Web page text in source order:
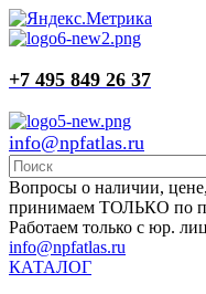
+7 495 849 26 37
info@npfatlas.ru
Вопросы о наличии,
принимаем ТОЛЬКО по
Работаем только с юр.
info@npfatlas.ru
КАТАЛОГ